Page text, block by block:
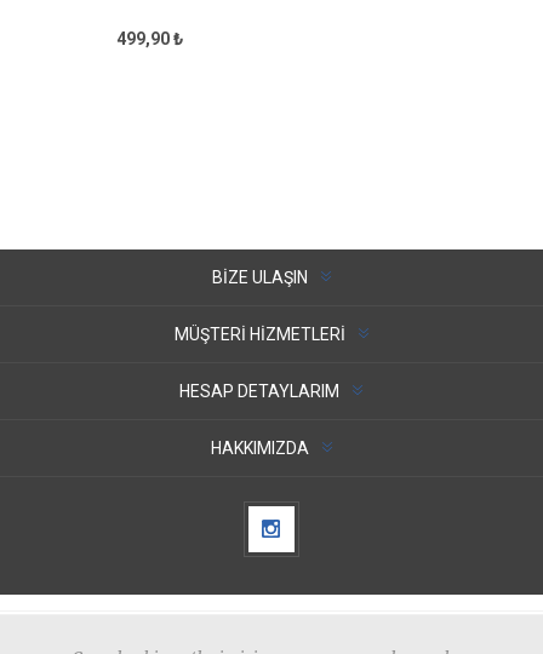
499,90 ₺
BIZE ULAŞIN
MÜŞTERI HIZMETLERI
HESAP DETAYLARIM
HAKKIMIZDA